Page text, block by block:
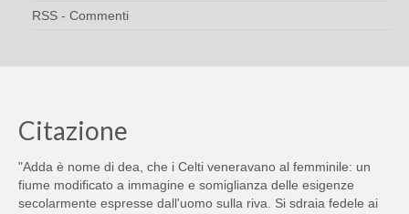
RSS - Commenti
Citazione
"Adda è nome di dea, che i Celti veneravano al femminile: un
fiume modificato a immagine e somiglianza delle esigenze
secolarmente espresse dall'uomo sulla riva. Si sdraia fedele ai